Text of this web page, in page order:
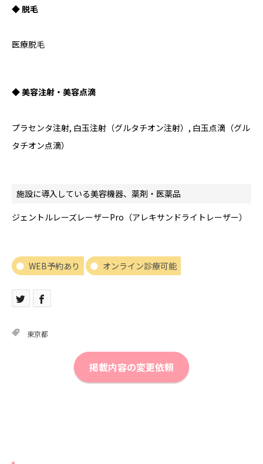
◆ 脱毛
医療脱毛
◆ 美容注射・美容点滴
プラセンタ注射, 白玉注射（グルタチオン注射）, 白玉点滴（グル
タチオン点滴）
施設に導入している美容機器、薬剤・医薬品
ジェントルレーズレーザーPro（アレキサンドライトレーザー）
WEB予約あり オンライン診療可能
東京都
掲載内容の変更依頼